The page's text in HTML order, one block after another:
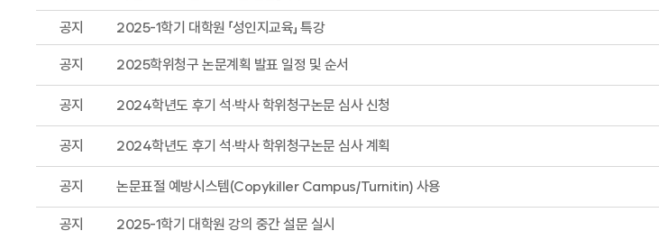
공지
2025-1학기 대학원 「성인지교육」 특강
공지 2025학위청구 논문계획 발표 일정 및 순서
공지 2024학년도 후기 석·박사 학위청구논문 심사 신청
공지 2024학년도 후기 석·박사 학위청구논문 심사 계획
공지 논문표절 예방시스템(Copykiller Campus/Turnitin) 사용
공지 2025-1학기 대학원 강의 중간 설문 실시